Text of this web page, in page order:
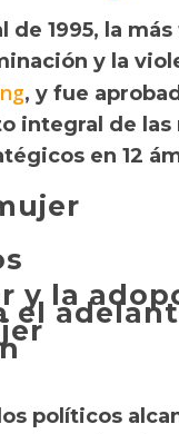
1995, la
y la
, y fue
integral de
en 12
y la
el
políticos